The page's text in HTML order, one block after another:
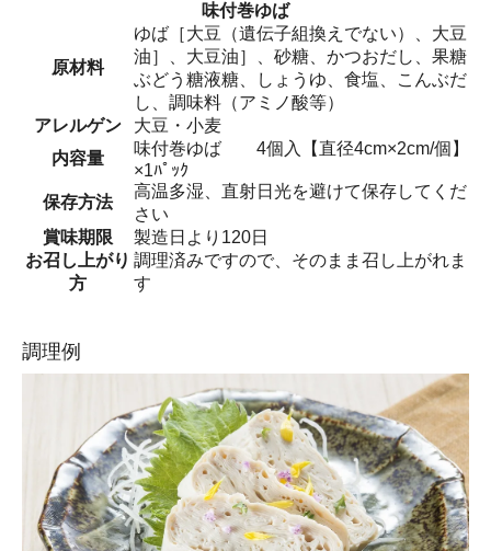
味付巻ゆば
原材料
ゆば［大豆（遺伝子組換えでない）、大豆
油］、大豆油］、砂糖、かつおだし、果糖
ぶどう糖液糖、しょうゆ、食塩、こんぶだ
し、調味料（アミノ酸等）
アレルゲン
大豆・小麦
内容量
味付巻ゆば 4個入【直径4cm×2cm/個】
×1ﾊﾟｯｸ
保存方法
高温多湿、直射日光を避けて保存してくだ
さい
賞味期限
製造日より120日
お召し上がり
方
調理済みですので、そのまま召し上がれま
す
調理例